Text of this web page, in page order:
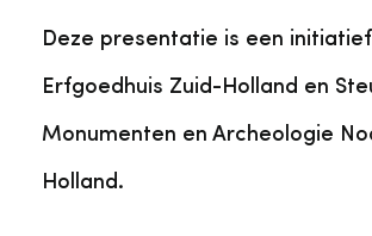
Deze presentatie is een
Erfgoedhuis Zuid-Holland en
Monumenten en Archeologie
Holland.